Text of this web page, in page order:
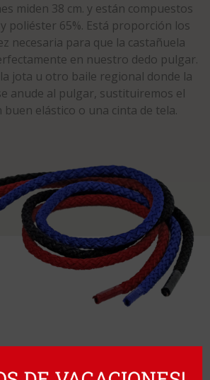
miden 38 cm. y están compuestos
poliéster 65%. Está proporción los
necesaria para que la castañuela
en nuestro dedo pulgar.
jota u otro baile regional donde la
anude al pulgar, sustituiremos el
elástico o una cinta de tela.